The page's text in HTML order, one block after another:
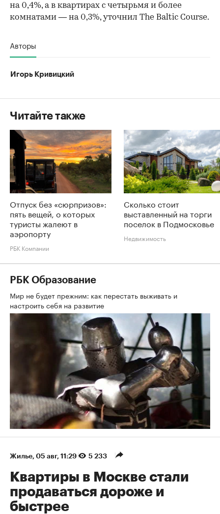
на 0,4%, а в квартирах с четырьмя и более
комнатами — на 0,3%, уточнил The Baltic Course.
Авторы
Игорь Кривицкий
Читайте также
Отпуск без «сюрпризов»:
пять вещей, о которых
туристы жалеют в
аэропорту
РБК Компании
Сколько стоит
выставленный на торги
поселок в Подмосковье
Недвижимость
РБК Образование
Мир не будет прежним: как перестать выживать и
настроить себя на развитие
Жилье⁠, 05 авг, 11:29 5 233
Квартиры в Москве стали
продаваться дороже и
быстрее